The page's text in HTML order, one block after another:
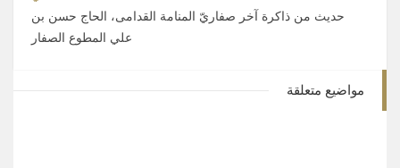
حديث من ذاكرة آخر صفاريّ المنامة القدامى، الحاج حسن بن
علي المطوع الصفار
مواضيع متعلقة